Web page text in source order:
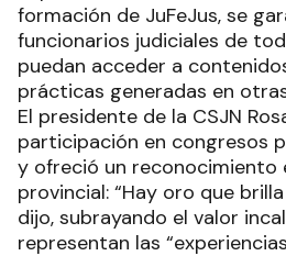
formación de JuFeJus, se
funcionarios judiciales de
puedan acceder a
prácticas generadas en
El presidente de la CSJN
participación en congresos
y ofreció un
provincial: “Hay oro que
dijo, subrayando el valor
representan las